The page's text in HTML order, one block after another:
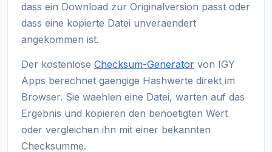
dass ein Download zur Originalversion passt oder
dass eine kopierte Datei unveraendert
angekommen ist.
Der kostenlose Checksum-Generator von IGY
Apps berechnet gaengige Hashwerte direkt im
Browser. Sie waehlen eine Datei, warten auf das
Ergebnis und kopieren den benoetigten Wert
oder vergleichen ihn mit einer bekannten
Checksumme.